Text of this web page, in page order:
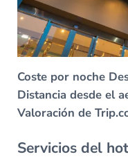
Coste por noche
Distancia desde el
Valoración de
Servicios del